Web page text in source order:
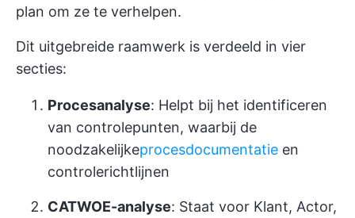
plan om ze te verhelpen.
Dit uitgebreide raamwerk is verdeeld in vier
secties:
Procesanalyse: Helpt bij het identificeren
van controlepunten, waarbij de
noodzakelijkeprocesdocumentatie en
controlerichtlijnen
CATWOE-analyse: Staat voor Klant, Actor,